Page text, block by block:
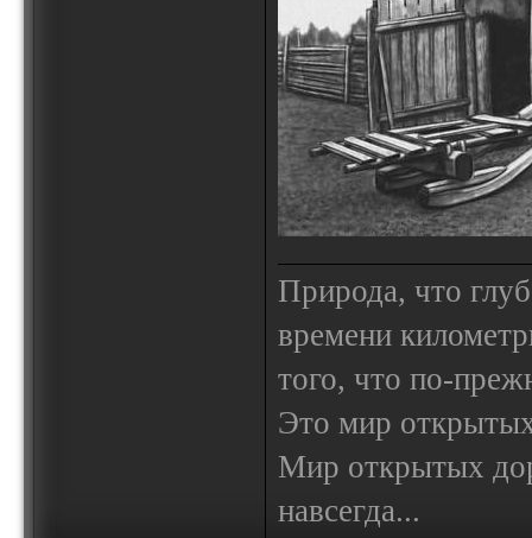
Природа, что
времени
того, что по-
Это мир
Мир открытых
навсегда...